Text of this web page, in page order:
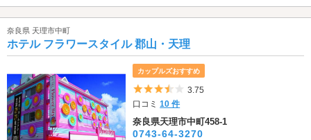
奈良県 天理市中町
ホテル フラワースタイル 郡山・天理
カップルズおすすめ
5つ星のうち3.5
3.75
口コミ10 件
奈良県天理市中町458-1
0743-64-3270